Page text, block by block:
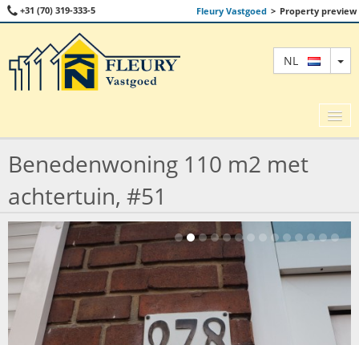
+31 (70) 319-333-5 Fleury Vastgoed > Property preview
NL
HUUR
BEDRIIJFS O.G.
OVER ONS
CONTACT
Benedenwoning 110 m2 met
achtertuin, #51